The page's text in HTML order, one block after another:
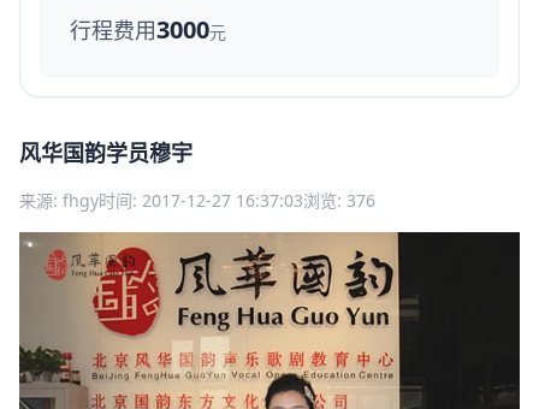
行程费用3000元
风华国韵学员穆宇
来源: fhgy时间: 2017-12-27 16:37:03浏览: 376